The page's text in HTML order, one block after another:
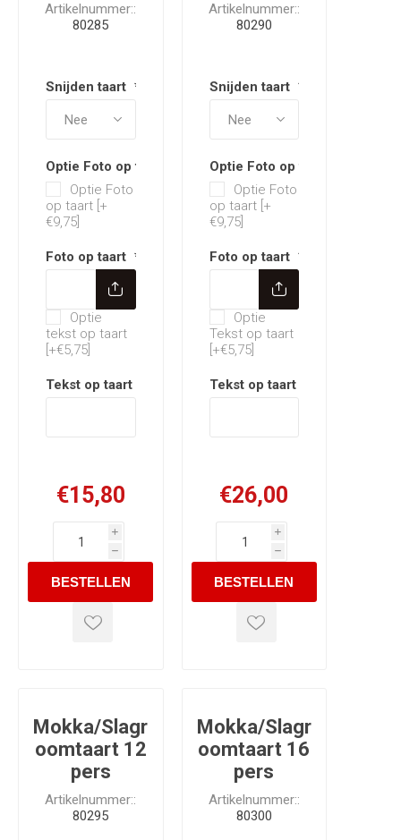
Artikelnummer::
80285
Snijden taart *
Optie Foto op taart
Optie Foto
op taart [+
€9,75]
Foto op taart *
Optie Tekst op taart
Optie
tekst op taart
[+€5,75]
Tekst op taart
€15,80
i
h
Artikelnummer::
80290
Snijden taart *
Optie Foto op taart
Optie Foto
op taart [+
€9,75]
Foto op taart *
Optie Tekst op taart
Optie
Tekst op taart
[+€5,75]
Tekst op taart
€26,00
i
h
Mokka/Slagr
oomtaart 12
pers
Artikelnummer::
80295
Mokka/Slagr
oomtaart 16
pers
Artikelnummer::
80300